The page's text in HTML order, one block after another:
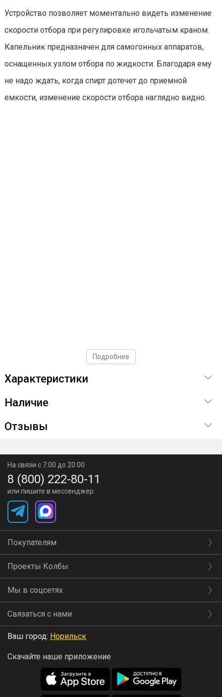
Устройство позволяет моментально видеть изменение
скорости отбора при регулировке игольчатым краном.
Капельник предназначен для самогонных аппаратов,
оснащенных узлом отбора по жидкости. Благодаря ему
не надо ждать, когда спирт дотечет до приемной
емкости, изменение скорости отбора наглядно видно.
Подробнее
Характеристики
Наличие
Отзывы
На связи с 7:00 до 20:00
8 (800) 222-80-11
или пишите в мессенджер:
Покупателям
Проекты Колбы
Мы в соцсетях
Связаться с нами
Ваш город: Норильск
Скачайте наше приложение